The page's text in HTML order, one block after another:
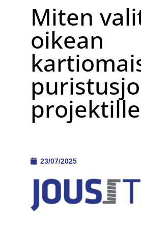
Miten
oikean
23/07/2025